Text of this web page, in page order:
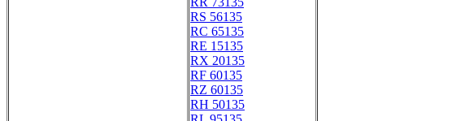
RS 56135
RC 65135
RE 15135
RX 20135
RF 60135
RZ 60135
RH 50135